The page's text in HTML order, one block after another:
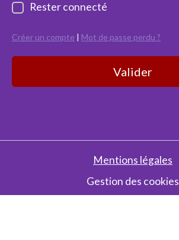
Rester connecté
Créer un compte | Mot de passe perdu ?
Valider
Mentions légales
Gestion des cookies